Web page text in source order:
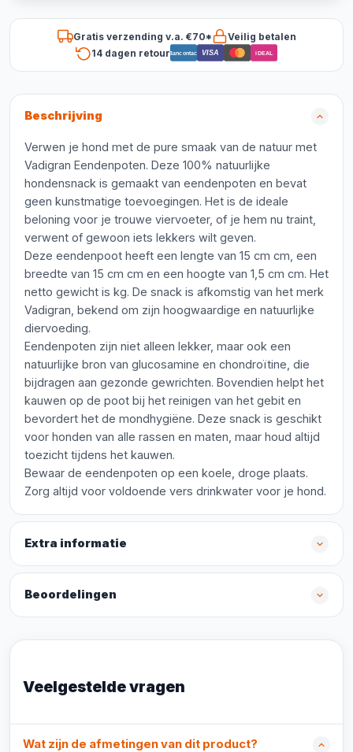
Gratis verzending v.a. €70*
Veilig betalen
14 dagen retourBancontact VISA iDEAL
Beschrijving
Verwen je hond met de pure smaak van de natuur met
Vadigran Eendenpoten. Deze 100% natuurlijke
hondensnack is gemaakt van eendenpoten en bevat
geen kunstmatige toevoegingen. Het is de ideale
beloning voor je trouwe viervoeter, of je hem nu traint,
verwent of gewoon iets lekkers wilt geven.
Deze eendenpoot heeft een lengte van 15 cm cm, een
breedte van 15 cm cm en een hoogte van 1,5 cm cm. Het
netto gewicht is kg. De snack is afkomstig van het merk
Vadigran, bekend om zijn hoogwaardige en natuurlijke
diervoeding.
Eendenpoten zijn niet alleen lekker, maar ook een
natuurlijke bron van glucosamine en chondroïtine, die
bijdragen aan gezonde gewrichten. Bovendien helpt het
kauwen op de poot bij het reinigen van het gebit en
bevordert het de mondhygiëne. Deze snack is geschikt
voor honden van alle rassen en maten, maar houd altijd
toezicht tijdens het kauwen.
Bewaar de eendenpoten op een koele, droge plaats.
Zorg altijd voor voldoende vers drinkwater voor je hond.
Extra informatie
Beoordelingen
Veelgestelde vragen
Wat zijn de afmetingen van dit product?